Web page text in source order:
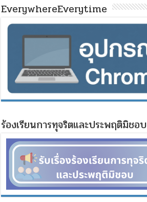
EverywhereEverytime
ร้องเรียนการทุจริตและประพฤติมิชอบ